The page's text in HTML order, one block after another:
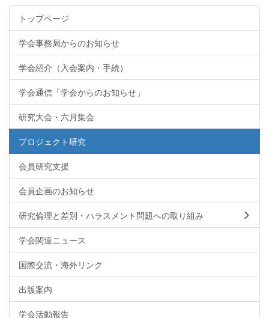
トップページ
学会事務局からのお知らせ
学会紹介（入会案内・手続）
学会通信「学会からのお知らせ」
研究大会・六月集会
プロジェクト研究
会員研究支援
会員企画のお知らせ
研究倫理と差別・ハラスメント問題への取り組み
学会関連ニュース
国際交流・海外リンク
出版案内
学会活動報告